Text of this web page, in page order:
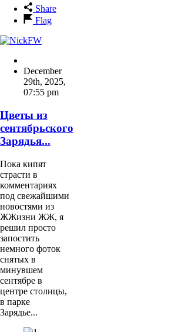
Share
Flag
December
29th, 2025,
07:55 pm
Цветы из
сентябрьского
Зарядья...
Пока кипят
страсти в
комментариях
под свежайшими
новостями из
ЖЖизни ЖЖ, я
решил просто
запостить
немного фоток
снятых в
минувшем
сентябре в
центре столицы,
в парке
Зарядье...